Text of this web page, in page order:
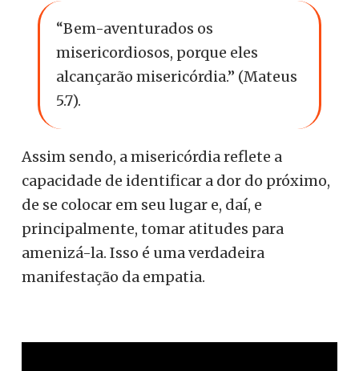
“Bem-aventurados os
misericordiosos, porque eles
alcançarão misericórdia.” (Mateus
5.7).
Assim sendo, a misericórdia reflete a
capacidade de identificar a dor do próximo,
de se colocar em seu lugar e, daí, e
principalmente, tomar atitudes para
amenizá-la. Isso é uma verdadeira
manifestação da empatia.